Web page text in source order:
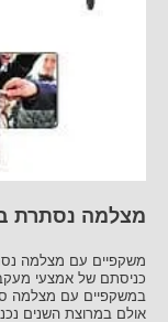
מצלמה נסתרת
משקפיים עם מצלמה
כניסתם של אמצעי
במשקפיים עם מצלמה
אולם במרוצת השנים